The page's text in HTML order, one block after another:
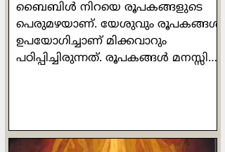
ബൈബിൾ നിറയെ രൂപകങ്ങളുടെ
പെരുമഴയാണ്. യേശുവും രൂപകങ്ങൾ
ഉപയോഗിച്ചാണ് മിക്കവാറും
പഠിപ്പിച്ചിരുന്നത്. രൂപകങ്ങൾ മനസ്സിൽ
പുരുഷനും സ്ത്രീയുമായി സൃഷ്ടിച്ചു